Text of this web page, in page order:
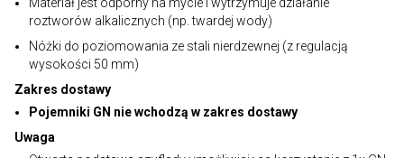
roztworów alkalicznych (np. twardej wody)
Nóżki do poziomowania ze stali nierdzewnej (z regulacją
wysokości 50 mm)
Zakres dostawy
Pojemniki GN nie wchodzą w zakres dostawy
Uwaga